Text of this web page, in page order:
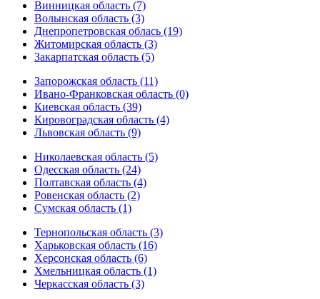
Винницкая область (7)
Волынская область (3)
Днепропетровская облась (19)
Житомирская область (3)
Закарпатская область (5)
Запорожская область (11)
Ивано-Франковская область (0)
Киевская область (39)
Кировоградская область (4)
Львовская область (9)
Николаевская область (5)
Одесская область (24)
Полтавская область (4)
Ровенская область (2)
Сумская область (1)
Тернопольская область (3)
Харьковская область (16)
Херсонская область (6)
Хмельницкая область (1)
Черкасская область (3)